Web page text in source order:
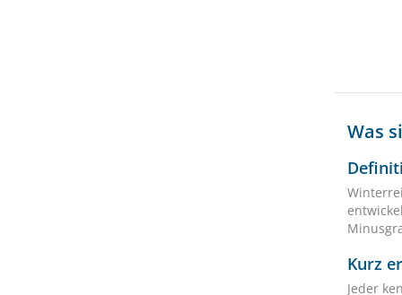
Was
Kurz
Jeder